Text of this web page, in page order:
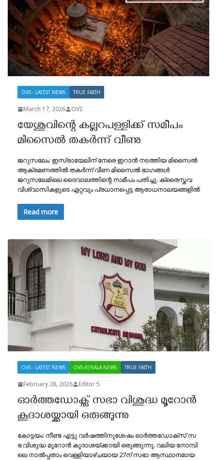
OVS - LATEST NEWS TRUE FAITH
March 17, 2026 OVS
യേശുവിന്റെ കല്ലറപള്ളിക്ക് സമീപം
മിസൈൽ തകർന്ന് വീണു
ജറുസലേം: ഇസ്രായേലിന് നേരെ ഇറാന്‍ നടത്തിയ മിസൈല്‍
ആക്രമണത്തില്‍ തകര്‍ന്ന് വീണ മിസൈല്‍ ഭാഗങ്ങള്‍
ജറുസലേമിലെ ദൈവാലത്തിന്റെ സമീപം പതിച്ചു. ക്രൈസ്തവ
വിശ്വാസികളുടെ ഏറ്റവും പ്രധാനപ്പെട്ട ആരാധനാലയങ്ങളില്‍
Read more
OVS - LATEST NEWS OVS-KERALA NEWS TRUE FAITH
February 28, 2026 Editor 5
ഓർത്തഡോക്സ് സഭാ വിശുദ്ധ മൂറോൻ
കൂദാശയ്ക്കായി ഒരുങ്ങുന്നു
കോ​​ട്ട​​യം: നീ​​ണ്ട എ​​ട്ടു വ​​ര്‍​ഷ​​ത്തി​​നു​​ശേ​​ഷം ഓ​​ര്‍​ത്ത​​ഡോ​​ക്‌​​സ് സ​​
ഭ വി​​ശു​​ദ്ധ മൂ​​റോ​​ന്‍ കൂ​​ദാ​​ശ​​യ്ക്കാ​​യി ഒ​​രു​​ങ്ങു​​ന്നു. വ​​ലി​​യ നോ​​മ്പി​​
ലെ നാ​​ല്‍​പ്പ​​താം വെ​​ള്ളി​​യാഴ്ചയാ​​യ 27ന് ​സ​​ഭാ ആ​​സ്ഥാ​​ന​​മാ​​യ